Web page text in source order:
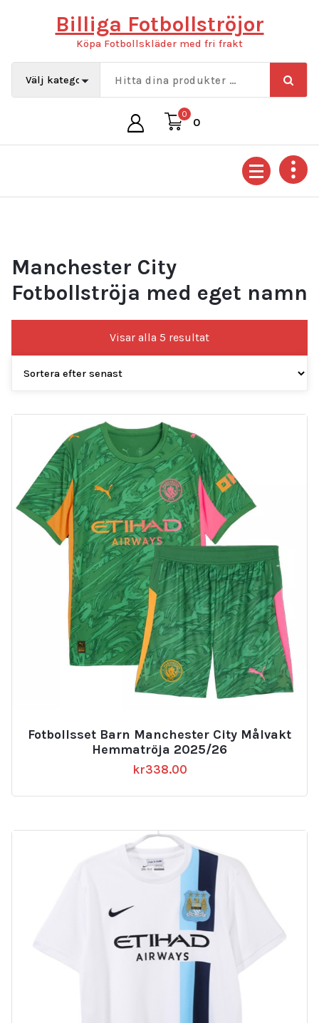
Billiga Fotbollströjor
Köpa Fotbollskläder med fri frakt
0
0
Manchester City
Fotbollströja med eget namn
Visar alla 5 resultatSortera
efter
Fotbollsset Barn Manchester City Målvakt
Hemmatröja 2025/26
kr338.00